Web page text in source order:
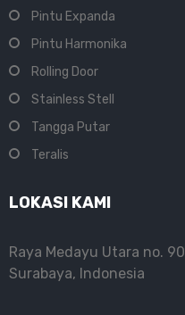
Pintu Expanda
Pintu Harmonika
Rolling Door
Stainless Stell
Tangga Putar
Teralis
LOKASI KAMI
Raya Medayu Utara no. 90
Surabaya, Indonesia